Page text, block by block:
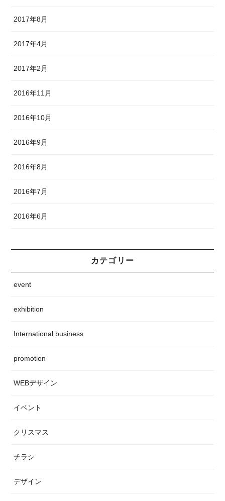
2017年8月
2017年4月
2017年2月
2016年11月
2016年10月
2016年9月
2016年8月
2016年7月
2016年6月
カテゴリー
event
exhibition
International business
promotion
WEBデザイン
イベント
クリスマス
チラシ
デザイン